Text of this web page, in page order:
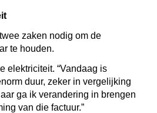
zaken nodig om de
te houden.
elektriciteit. “Vandaag is
duur, zeker in vergelijking
ga ik verandering in brengen
van die factuur.”